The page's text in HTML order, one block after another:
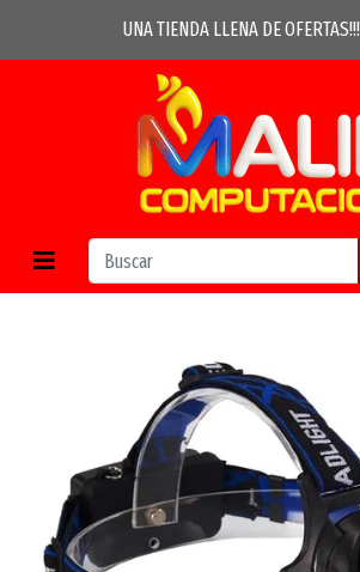
UNA TIENDA LLENA DE OFERTAS!!!